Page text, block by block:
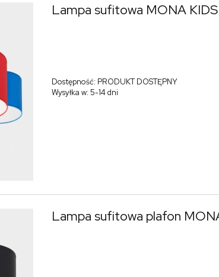
Lampa sufitowa MONA
Dostępność: PRODUKT DOSTĘPNY
Wysyłka w:5-14 dni
Lampa sufitowa plafon